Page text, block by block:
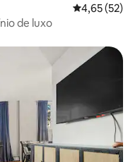
4,65 de uma
4,65 (52)
de luxo